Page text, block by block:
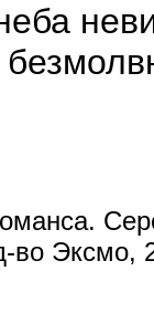
во Эксмо,